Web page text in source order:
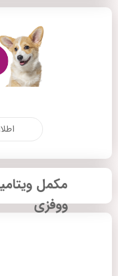
مکمل
ووفزی